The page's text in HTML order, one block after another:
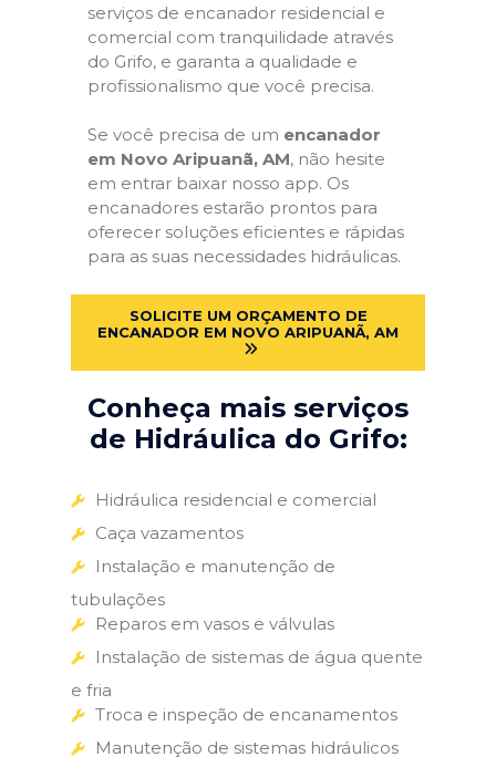
serviços de encanador residencial e
comercial com tranquilidade através
do Grifo, e garanta a qualidade e
profissionalismo que você precisa.
Se você precisa de um encanador
em Novo Aripuanã, AM, não hesite
em entrar baixar nosso app. Os
encanadores estarão prontos para
oferecer soluções eficientes e rápidas
para as suas necessidades hidráulicas.
SOLICITE UM ORÇAMENTO DE
ENCANADOR EM NOVO ARIPUANÃ, AM
Conheça mais serviços
de Hidráulica do Grifo:
Hidráulica residencial e comercial
Caça vazamentos
Instalação e manutenção de
tubulações
Reparos em vasos e válvulas
Instalação de sistemas de água quente
e fria
Troca e inspeção de encanamentos
Manutenção de sistemas hidráulicos